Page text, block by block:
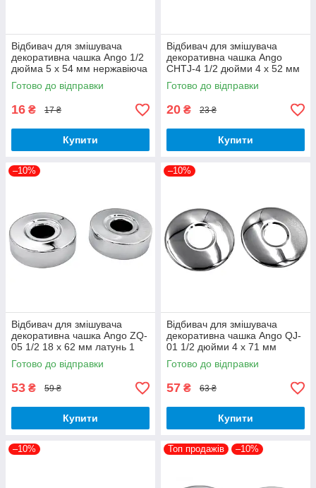
Відбивач для змішувача
декоративна чашка Ango 1/2
дюйма 5 х 54 мм нержавіюча
сталь
Готово до відправки
16 ₴ 17 ₴
Купити
Відбивач для змішувача
декоративна чашка Ango
CHTJ-4 1/2 дюйми 4 х 52 мм
латунь 1 штука
Готово до відправки
20 ₴ 23 ₴
Купити
–10%
Відбивач для змішувача
декоративна чашка Ango ZQ-
05 1/2 18 х 62 мм латунь 1
штука
Готово до відправки
53 ₴ 59 ₴
Купити
–10%
Відбивач для змішувача
декоративна чашка Ango QJ-
01 1/2 дюйми 4 х 71 мм
латунь 1 штука
Готово до відправки
57 ₴ 63 ₴
Купити
–10% Топ продажів –10%